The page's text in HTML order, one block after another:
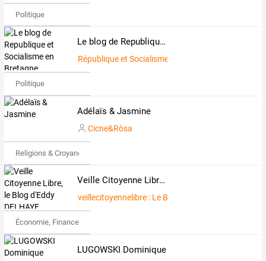
Politique
Le blog de Republique et Socialisme en Bretagne
République et Socialisme en Bretagne
Politique
Adélaïs & Jasmine
Cicne&Ròsa
Religions & Croyances
Veille Citoyenne Libre, le Blog d'Eddy DELHAYE
veillecitoyennelibre : Le Blog d 'EDDY DELHAYE
Économie, Finance & Droit
LUGOWSKI Dominique